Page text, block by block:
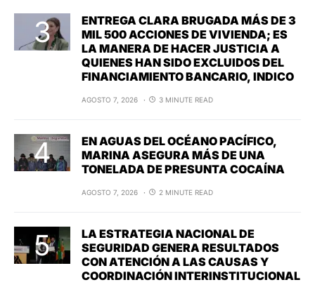
ENTREGA CLARA BRUGADA MÁS DE 3
MIL 500 ACCIONES DE VIVIENDA; ES
LA MANERA DE HACER JUSTICIA A
QUIENES HAN SIDO EXCLUIDOS DEL
FINANCIAMIENTO BANCARIO, INDICO
AGOSTO 7, 2026 3 MINUTE READ
EN AGUAS DEL OCÉANO PACÍFICO,
MARINA ASEGURA MÁS DE UNA
TONELADA DE PRESUNTA COCAÍNA
AGOSTO 7, 2026 2 MINUTE READ
LA ESTRATEGIA NACIONAL DE
SEGURIDAD GENERA RESULTADOS
CON ATENCIÓN A LAS CAUSAS Y
COORDINACIÓN INTERINSTITUCIONAL